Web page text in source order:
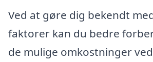
Ved at gøre dig bekendt
faktorer kan du bedre
de mulige omkostninger